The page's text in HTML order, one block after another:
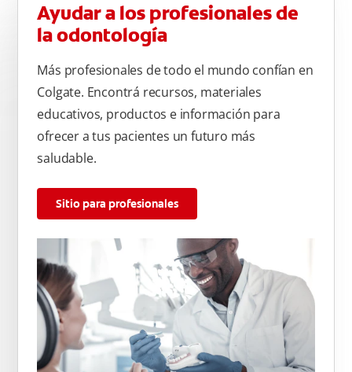
Ayudar a los profesionales de
la odontología
Más profesionales de todo el mundo confían en
Colgate. Encontrá recursos, materiales
educativos, productos e información para
ofrecer a tus pacientes un futuro más
saludable.
Sitio para profesionales